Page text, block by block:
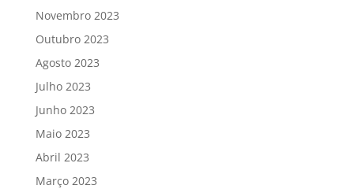
Novembro 2023
Outubro 2023
Agosto 2023
Julho 2023
Junho 2023
Maio 2023
Abril 2023
Março 2023